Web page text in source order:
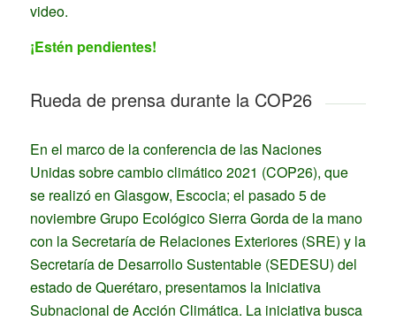
video.
¡Estén pendientes!
Rueda de prensa durante la COP26
En el marco de la conferencia de las Naciones
Unidas sobre cambio climático 2021 (COP26), que
se realizó en Glasgow, Escocia; el pasado 5 de
noviembre Grupo Ecológico Sierra Gorda de la mano
con la Secretaría de Relaciones Exteriores (SRE) y la
Secretaría de Desarrollo Sustentable (SEDESU) del
estado de Querétaro, presentamos la Iniciativa
Subnacional de Acción Climática. La iniciativa busca